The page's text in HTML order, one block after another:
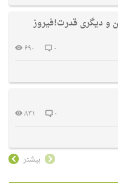
دیگری قدرت!فیروز
۰
۶۹۰
۰
۸۳۱
بیشتر